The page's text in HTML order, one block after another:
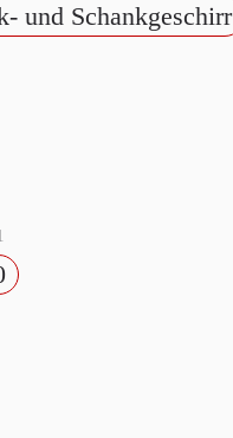
und Schankgeschirr